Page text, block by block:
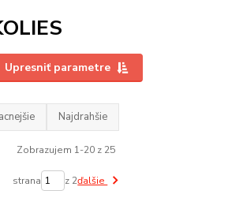
Upresniť parametre
Najdrahšie
Zobrazujem 1-20 z 25
strana z 2ďalšie